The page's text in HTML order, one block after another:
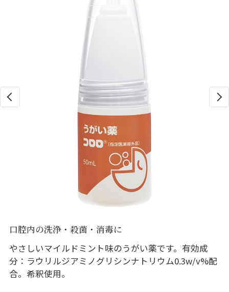
口腔内の洗浄・殺菌・消毒に
やさしいマイルドミント味のうがい薬です。有効成
分：ラウリルジアミノグリシンナトリウム0.3w/v%配
合。希釈使用。